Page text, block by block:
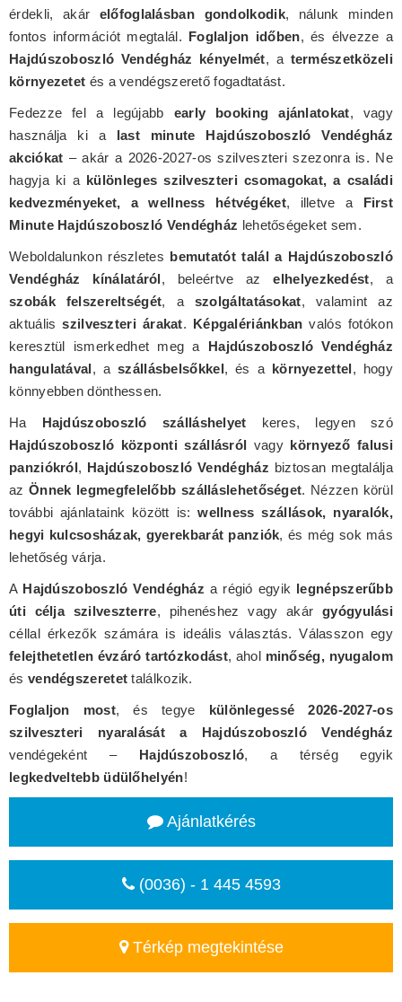
érdekli, akár előfoglalásban gondolkodik, nálunk minden
fontos információt megtalál. Foglaljon időben, és élvezze a
Hajdúszoboszló Vendégház kényelmét, a természetközeli
környezetet és a vendégszerető fogadtatást.
Fedezze fel a legújabb early booking ajánlatokat, vagy
használja ki a last minute Hajdúszoboszló Vendégház
akciókat – akár a 2026-2027-os szilveszteri szezonra is. Ne
hagyja ki a különleges szilveszteri csomagokat, a családi
kedvezményeket, a wellness hétvégéket, illetve a First
Minute Hajdúszoboszló Vendégház lehetőségeket sem.
Weboldalunkon részletes bemutatót talál a Hajdúszoboszló
Vendégház kínálatáról, beleértve azelhelyezkedést, a
szobák felszereltségét, a szolgáltatásokat, valamint az
aktuálisszilveszteri árakat. Képgalériánkban valós fotókon
keresztül ismerkedhet meg a Hajdúszoboszló Vendégház
hangulatával, aszállásbelsőkkel, és a környezettel, hogy
könnyebben dönthessen.
Ha Hajdúszoboszló szálláshelyet keres, legyen szó
Hajdúszoboszló központi szállásról vagy környező falusi
panziókról, Hajdúszoboszló Vendégház biztosan megtalálja
azÖnnek legmegfelelőbb szálláslehetőséget. Nézzen körül
további ajánlataink között is:wellness szállások, nyaralók,
hegyi kulcsosházak, gyerekbarát panziók, és még sok más
lehetőség várja.
A Hajdúszoboszló Vendégház a régió egyik legnépszerűbb
úti célja szilveszterre, pihenéshez vagy akár gyógyulási
céllal érkezők számára is ideális választás. Válasszon egy
felejthetetlen évzáró tartózkodást, ahol minőség, nyugalom
és vendégszeretet találkozik.
Foglaljon most, és tegye különlegessé 2026-2027-os
szilveszteri nyaralását a Hajdúszoboszló Vendégház
vendégeként – Hajdúszoboszló, a térség egyik
legkedveltebb üdülőhelyén!
Ajánlatkérés
(0036) - 1 445 4593
Térkép megtekintése